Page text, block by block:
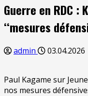
Guerre en RDC
‘‘mesures
admin 03.04.2026
Paul Kagame sur
nos mesures